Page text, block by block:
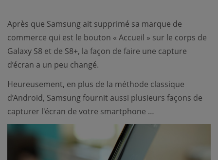
Après que Samsung ait supprimé sa marque de
commerce qui est le bouton « Accueil » sur le corps de
Galaxy S8 et de S8+, la façon de faire une capture
d’écran a un peu changé.
Heureusement, en plus de la méthode classique
d’Android, Samsung fournit aussi plusieurs façons de
capturer l'écran de votre smartphone …